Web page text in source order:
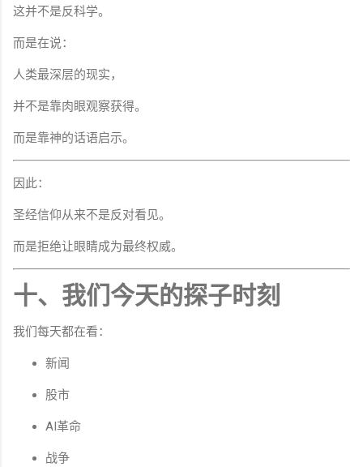
这并不是反科学。
而是在说：
人类最深层的现实，
并不是靠肉眼观察获得。
而是靠神的话语启示。
因此：
圣经信仰从来不是反对看见。
而是拒绝让眼睛成为最终权威。
十、我们今天的探子时刻
我们每天都在看：
新闻
股市
AI革命
战争